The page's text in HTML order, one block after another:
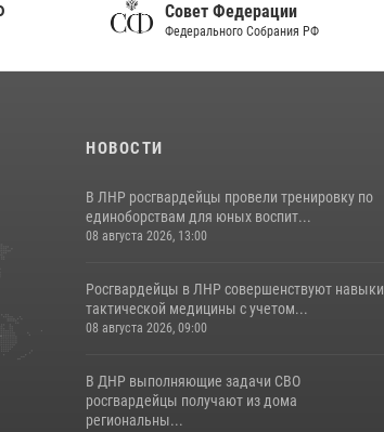
Совет Федерации
Федерального Собрания РФ
НОВОСТИ
В ЛНР росгвардейцы провели тренировку по
единоборствам для юных воспит...
08 августа 2026, 13:00
Росгвардейцы в ЛНР совершенствуют навыки
тактической медицины с учетом...
08 августа 2026, 09:00
В ДНР выполняющие задачи СВО
росгвардейцы получают из дома
региональны...